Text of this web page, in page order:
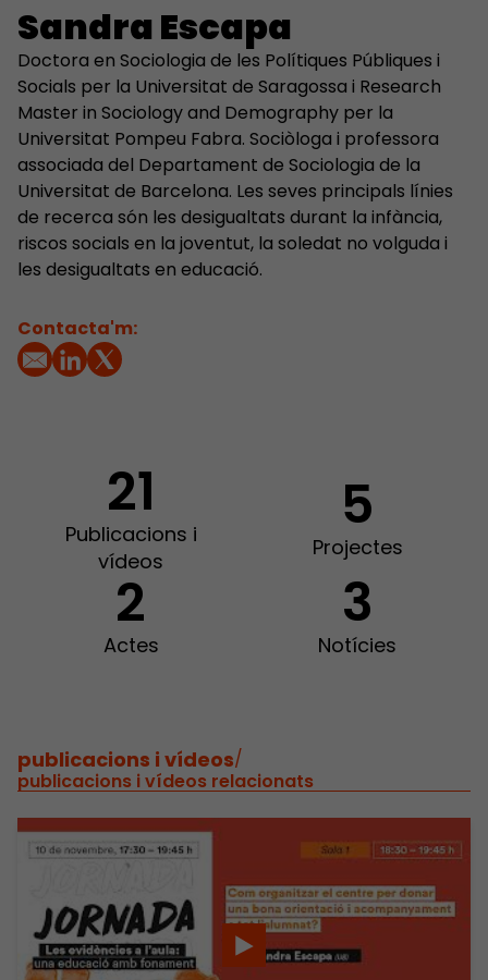
Sandra Escapa
Doctora en Sociologia de les Polítiques Públiques i
Socials per la Universitat de Saragossa i Research
Master in Sociology and Demography per la
Universitat Pompeu Fabra. Sociòloga i professora
associada del Departament de Sociologia de la
Universitat de Barcelona. Les seves principals línies
de recerca són les desigualtats durant la infància,
riscos socials en la joventut, la soledat no volguda i
les desigualtats en educació.
Contacta'm:
21
Publicacions i
vídeos
5
Projectes
2
Actes
3
Notícies
publicacions i vídeos/
publicacions i vídeos relacionats